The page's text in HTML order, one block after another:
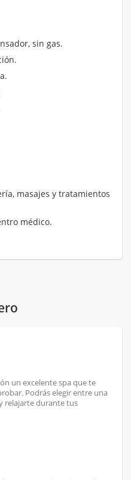
sin gas.
masajes y tratamientos
médico.
un excelente spa que te
Podrás elegir entre una
relajarte durante tus